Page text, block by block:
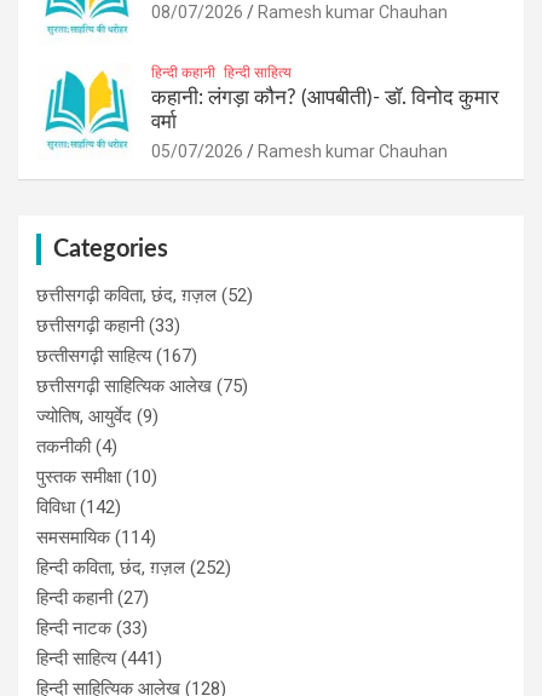
08/07/2026 Ramesh kumar Chauhan
हिन्दी कहानी हिन्दी साहित्य
कहानी: लंगड़ा कौन? (आपबीती)​- डॉ. विनोद कुमार
वर्मा
05/07/2026 Ramesh kumar Chauhan
Categories
छत्तीसगढ़ी कविता, छंद, ग़ज़ल (52)
छत्तीसगढ़ी कहानी(33)
छत्‍तीसगढ़ी साहित्‍य(167)
छत्तीसगढ़ी साहित्यिक आलेख (75)
ज्योतिष, आयुर्वेद (9)
तकनीकी(4)
पुस्‍तक समीक्षा(10)
विविधा(142)
समसमायिक(114)
हिन्दी कविता, छंद, ग़ज़ल (252)
हिन्दी कहानी(27)
हिन्‍दी नाटक(33)
हिन्दी साहित्य(441)
हिन्दी साहित्यिक आलेख (128)